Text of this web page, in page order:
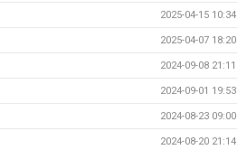
2025-04-15 10:34
2025-04-07 18:20
2024-09-08 21:11
2024-09-01 19:53
2024-08-23 09:00
2024-08-20 21:14